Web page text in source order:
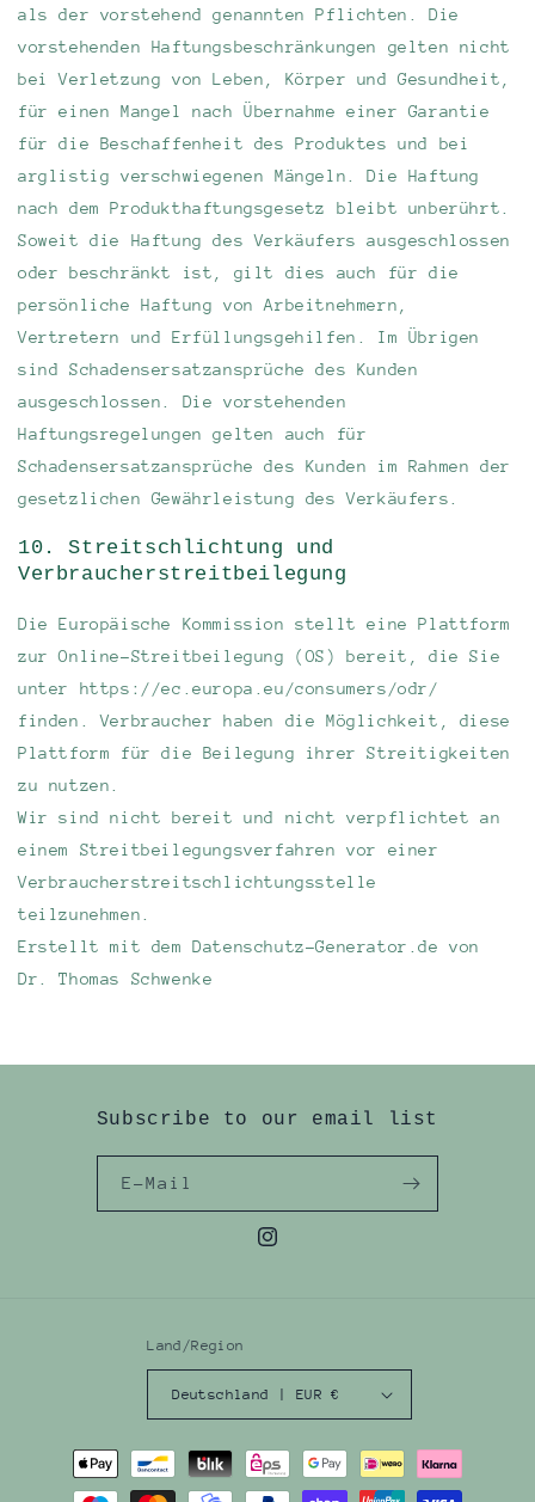
als der vorstehend genannten Pflichten. Die
vorstehenden Haftungsbeschränkungen gelten nicht
bei Verletzung von Leben, Körper und Gesundheit,
für einen Mangel nach Übernahme einer Garantie
für die Beschaffenheit des Produktes und bei
arglistig verschwiegenen Mängeln. Die Haftung
nach dem Produkthaftungsgesetz bleibt unberührt.
Soweit die Haftung des Verkäufers ausgeschlossen
oder beschränkt ist, gilt dies auch für die
persönliche Haftung von Arbeitnehmern,
Vertretern und Erfüllungsgehilfen. Im Übrigen
sind Schadensersatzansprüche des Kunden
ausgeschlossen. Die vorstehenden
Haftungsregelungen gelten auch für
Schadensersatzansprüche des Kunden im Rahmen der
gesetzlichen Gewährleistung des Verkäufers.
10. Streitschlichtung und
Verbraucherstreitbeilegung
Die Europäische Kommission stellt eine Plattform
zur Online-Streitbeilegung (OS) bereit, die Sie
unter https://ec.europa.eu/consumers/odr/
finden. Verbraucher haben die Möglichkeit, diese
Plattform für die Beilegung ihrer Streitigkeiten
zu nutzen.
Wir sind nicht bereit und nicht verpflichtet an
einem Streitbeilegungsverfahren vor einer
Verbraucherstreitschlichtungsstelle
teilzunehmen.
Erstellt mit dem Datenschutz-Generator.de von
Dr. Thomas Schwenke
Subscribe to our email list
E-Mail
Instagram
Land/Region
Deutschland | EUR €
Zahlungsmethoden